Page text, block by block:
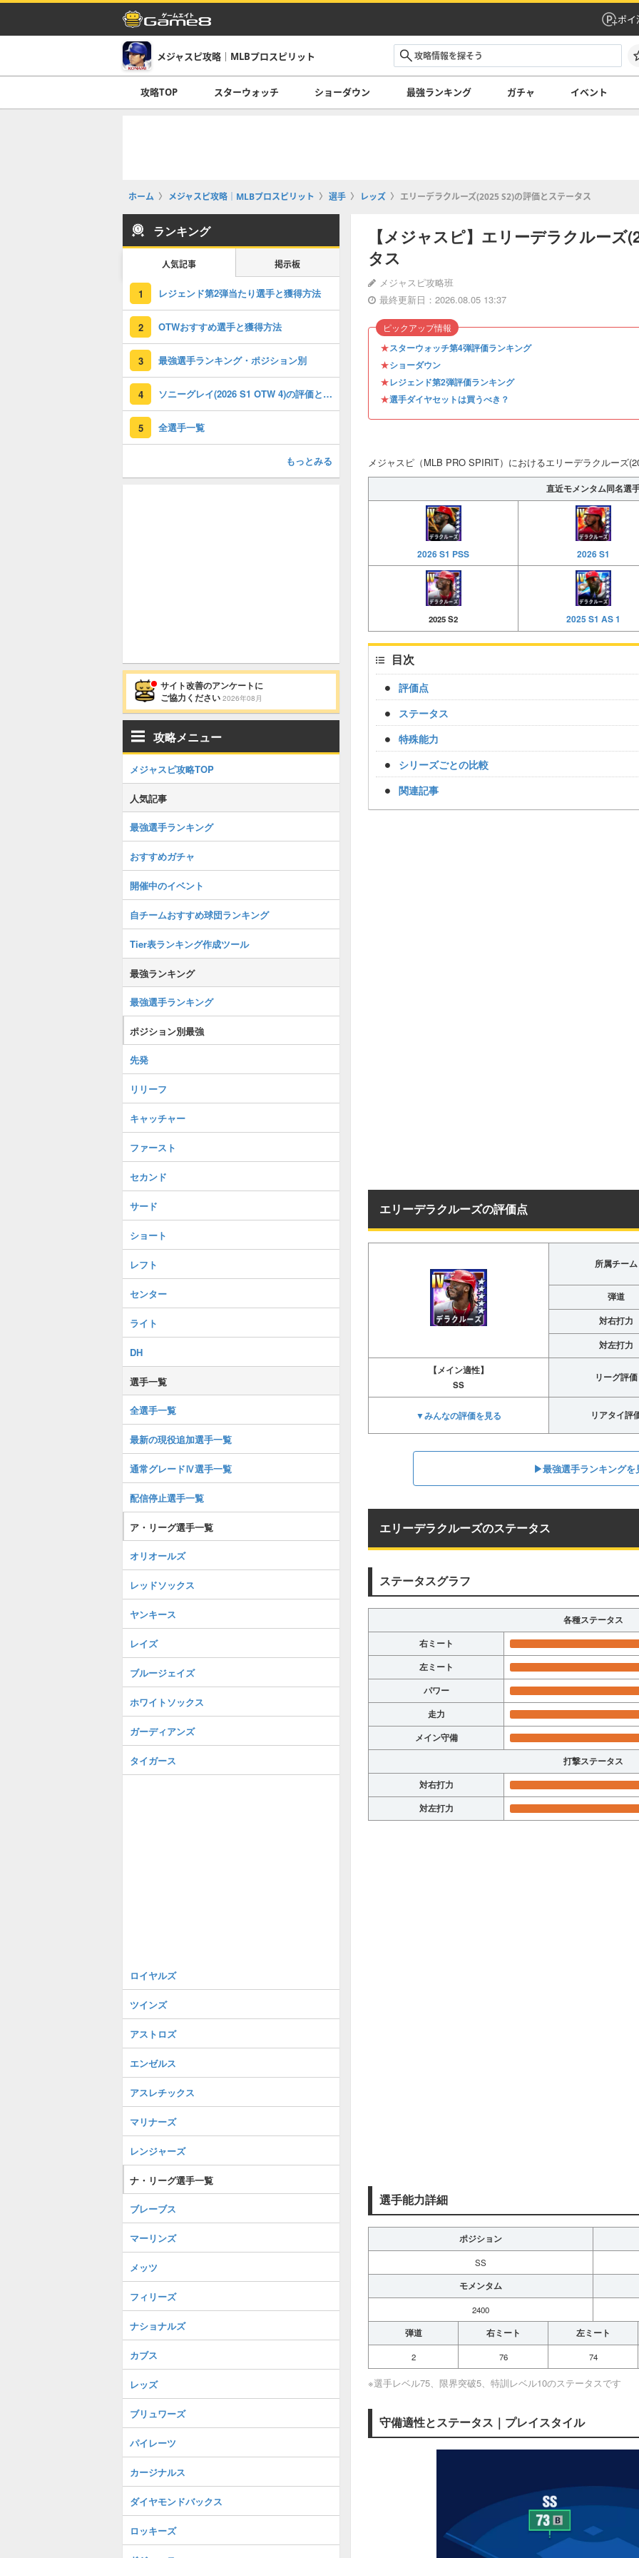
ポイ
メジャスピ攻略｜MLBプロスピリット
攻略TOP スターウォッチ ショーダウン 最強ランキング ガチャ イベント
ホーム メジャスピ攻略｜MLBプロスピリット 選手 レッズ エリーデラクルーズ(2025 S2)の評価とステータス
【メジャスピ】エリーデラクルーズ
タス
メジャスピ攻略班
最終更新日：2026.08.05 13:37
★スターウォッチ第4弾評価ランキング
★ショーダウン
★レジェンド第2弾評価ランキング
★選手ダイヤセットは買うべき？
ピックアップ情報
メジャスピ（MLB PRO SPIRIT）におけるエリーデラクルーズ
直近モメンタム同名選
2026 S1 PSS 2026 S1
2025 S2 2025 S1 AS 1
目次
評価点
ステータス
特殊能力
シリーズごとの比較
関連記事
エリーデラクルーズの評価点
所属チーム
弾道
対右打力
対左打力
【メイン適性】
SS
リーグ評価
▼みんなの評価を見る リアタイ評
▶︎最強選手ランキングを
エリーデラクルーズのステータス
ステータスグラフ
各種ステータス
右ミート
左ミート
パワー
走力
メイン守備
打撃ステータス
対右打力
対左打力
選手能力詳細
ポジション
SS
モメンタム
2400
弾道 右ミート 左ミート
2 76 74
※選手レベル75、限界突破5、特訓レベル10のステータスです
守備適性とステータス｜プレイスタイル
ランキング
人気記事 掲示板
1 レジェンド第2弾当たり選手と獲得方法
2 OTWおすすめ選手と獲得方法
3 最強選手ランキング・ポジション別
4 ソニーグレイ(2026 S1 OTW 4)の評価とステータス
5 全選手一覧
もっとみる
サイト改善のアンケートに
ご協力ください 2026年08月
攻略メニュー
メジャスピ攻略TOP
人気記事
最強選手ランキング
おすすめガチャ
開催中のイベント
自チームおすすめ球団ランキング
Tier表ランキング作成ツール
最強ランキング
最強選手ランキング
ポジション別最強
先発
リリーフ
キャッチャー
ファースト
セカンド
サード
ショート
レフト
センター
ライト
DH
選手一覧
全選手一覧
最新の現役追加選手一覧
通常グレードⅣ選手一覧
配信停止選手一覧
ア・リーグ選手一覧
オリオールズ
レッドソックス
ヤンキース
レイズ
ブルージェイズ
ホワイトソックス
ガーディアンズ
タイガース
ロイヤルズ
ツインズ
アストロズ
エンゼルス
アスレチックス
マリナーズ
レンジャーズ
ナ・リーグ選手一覧
ブレーブス
マーリンズ
メッツ
フィリーズ
ナショナルズ
カブス
レッズ
ブリュワーズ
パイレーツ
カージナルス
ダイヤモンドバックス
ロッキーズ